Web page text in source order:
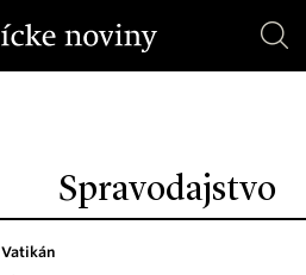
Spravodajstvo
Vatikán